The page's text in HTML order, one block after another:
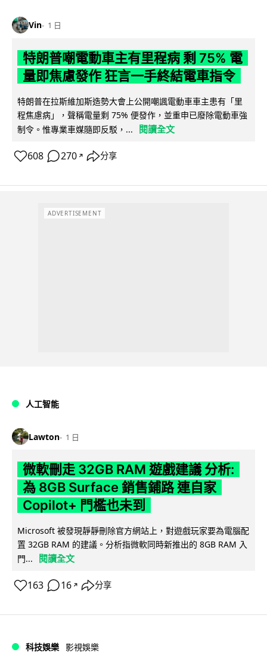
Vin 1 日
特朗普嘲電動車主有里程病 剩 75% 電
量即焦慮發作 狂言一手終結電車指令
特朗普在拉斯維加斯造勢大會上公開嘲諷電動車車主患有「里
程焦慮病」，聲稱電量剩 75% 便發作，並重申已廢除電動車強
制令。惟專業車媒隨即反駁，...
閱讀全文
608 270 ↗ 分享
ADVERTISEMENT
人工智能
Lawton 1 日
微軟刪走 32GB RAM 遊戲建議 分析:
為 8GB Surface 銷售鋪路 連自家
Copilot+ 門檻也未到
Microsoft 被發現靜靜刪除官方網站上，對遊戲玩家要為電腦配
置 32GB RAM 的建議。分析指微軟同時新推出的 8GB RAM 入
門...
閱讀全文
163 16 ↗ 分享
科技娛樂 影視娛樂